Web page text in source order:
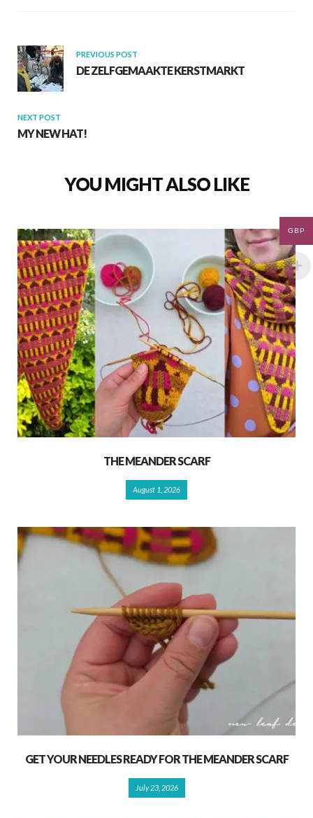
PREVIOUS POST
DE ZELFGEMAAKTE KERSTMARKT
NEXT POST
MY NEW HAT!
YOU MIGHT ALSO LIKE
THE MEANDER SCARF
August 1, 2026
GET YOUR NEEDLES READY FOR THE MEANDER SCARF
July 23, 2026
GBP